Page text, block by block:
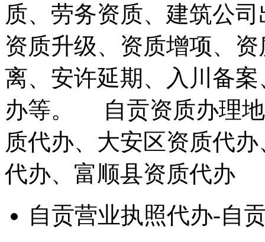
质、劳务资质、建筑公
资质升级、资质增项、
离、安许延期、入川备
办等。 自贡资质办理地
质代办、大安区资质代
代办、富顺县资质代办
自贡营业执照代办-自